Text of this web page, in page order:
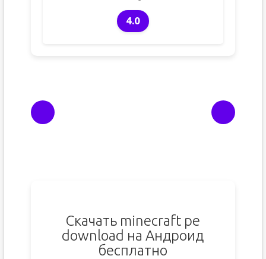
4.0
Скачать minecraft pe
download на Андроид
бесплатно